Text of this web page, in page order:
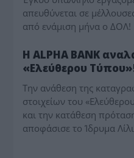
απευθύνεται σε
από ενάμιση μήνα ο ΔΟΛ!
Η ΑLPHA BANK
«Ελεύθερου
Την ανάθεση της
στοιχείων του
και την κατάθεση
αποφάσισε το Ίδρυμα